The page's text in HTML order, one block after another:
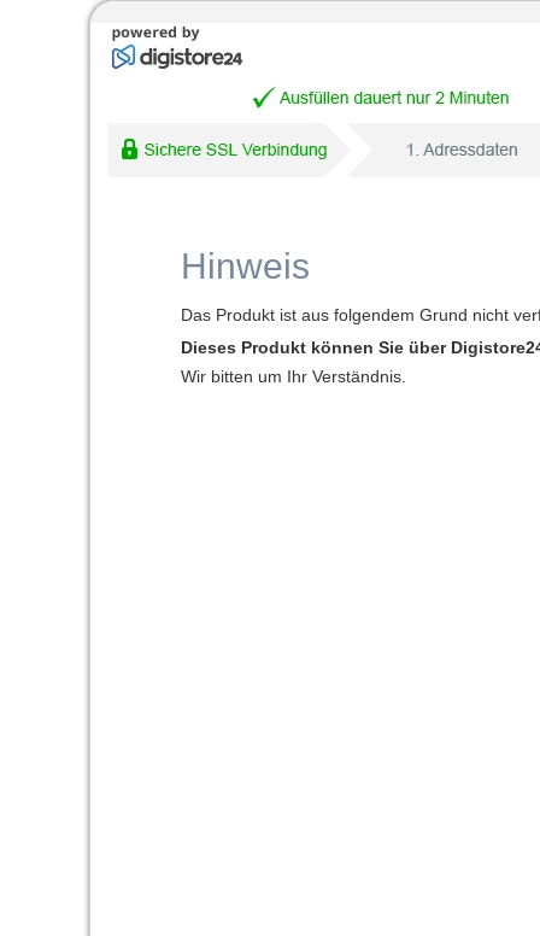
Hinweis
Das Produkt ist aus folgendem Grund nicht
Dieses Produkt können Sie über
Wir bitten um Ihr Verständnis.